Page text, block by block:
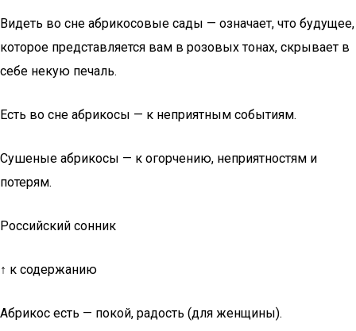
Видеть во сне абрикосовые сады — означает, что будущее,
которое представляется вам в розовых тонах, скрывает в
себе некую печаль.
Есть во сне абрикосы — к неприятным событиям.
Сушеные абрикосы — к огорчению, неприятностям и
потерям.
Российский сонник
↑ к содержанию
Абрикос есть — покой, радость (для женщины).